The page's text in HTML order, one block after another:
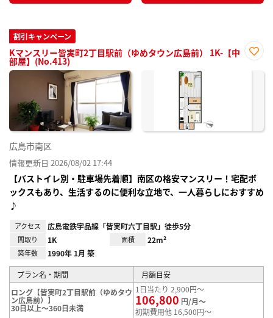
割引キャンペーン
Kマンスリー皆実町2丁目駅前（ゆめタウン広島前） 1K-【中
部屋】(No.413)
に入
広島市南区
情報更新日 2026/08/02 17:44
【バストイレ別・駐車場先着順】南区の格安マンスリー！宅配ボ
ックスもあり、生活するのに便利な立地で、一人暮らしにおすすめ
♪
アクセス 広島電鉄宇品線「皆実町六丁目駅」徒歩5分
間取り 1K 面積 22m²
築年数 1990年 1月 築
プラン名・期間
月額目安
ロング【皆実町2丁目駅前（ゆめタウ
ン広島前）】
30日以上～360日未満
1日当たり 2,900円～
106,800 円/月～
初期費用他 16,500円～